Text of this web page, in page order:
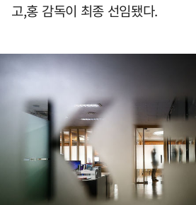
고,홍 감독이 최종 선임됐다.